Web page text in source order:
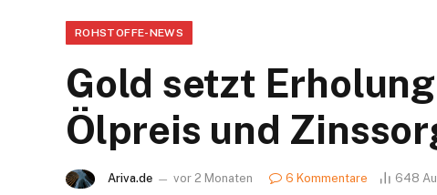
ROHSTOFFE-NEWS
Gold setzt
Ölpreis und
Ariva.de vor 2 Monaten 6 Kommentare 648